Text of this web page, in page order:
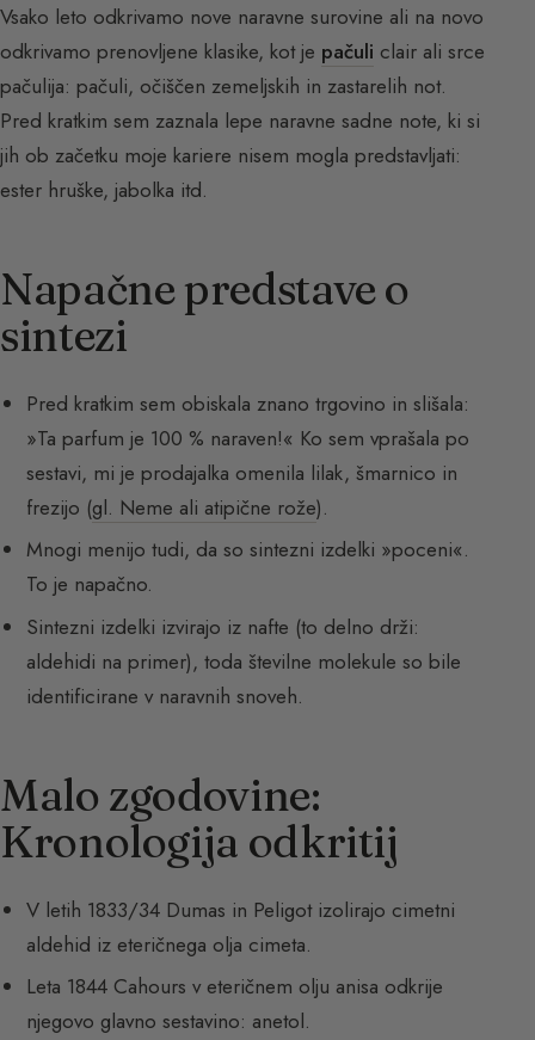
Vsako leto odkrivamo nove naravne surovine ali na novo
odkrivamo prenovljene klasike, kot je pačuli clair ali srce
pačulija: pačuli, očiščen zemeljskih in zastarelih not.
Pred kratkim sem zaznala lepe naravne sadne note, ki si
jih ob začetku moje kariere nisem mogla predstavljati:
ester hruške, jabolka itd.
Napačne predstave o
sintezi
Pred kratkim sem obiskala znano trgovino in slišala:
»Ta parfum je 100 % naraven!« Ko sem vprašala po
sestavi, mi je prodajalka omenila lilak, šmarnico in
frezijo (gl. Neme ali atipične rože).
Mnogi menijo tudi, da so sintezni izdelki »poceni«.
To je napačno.
Sintezni izdelki izvirajo iz nafte (to delno drži:
aldehidi na primer), toda številne molekule so bile
identificirane v naravnih snoveh.
Malo zgodovine:
Kronologija odkritij
V letih 1833/34 Dumas in Peligot izolirajo cimetni
aldehid iz eteričnega olja cimeta.
Leta 1844 Cahours v eteričnem olju anisa odkrije
njegovo glavno sestavino: anetol.